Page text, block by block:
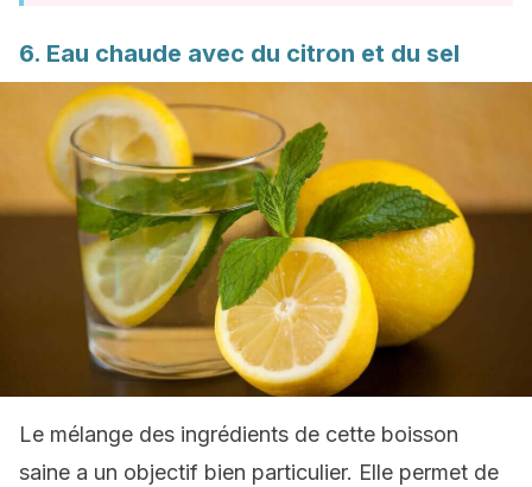
6. Eau chaude avec du citron et du sel
Le mélange des ingrédients de cette boisson
saine a un objectif bien particulier. Elle permet de